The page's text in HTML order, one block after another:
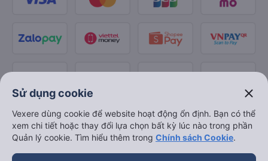
Sử dụng cookie close
Vexere dùng cookie để website hoạt động ổn định. Bạn có thể
xem chi tiết hoặc thay đổi lựa chọn bất kỳ lúc nào trong phần
Quản lý cookie. Tìm hiểu thêm trong Chính sách Cookie.